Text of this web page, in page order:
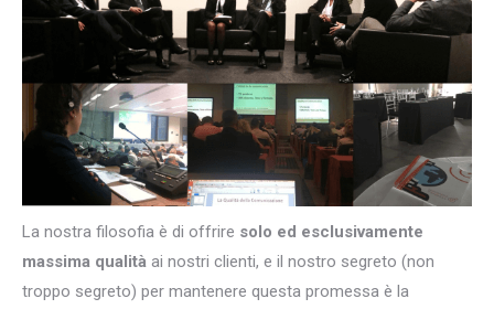
La nostra filosofia è di offrire solo ed esclusivamente
massima qualità ai nostri clienti, e il nostro segreto (non
troppo segreto) per mantenere questa promessa è la